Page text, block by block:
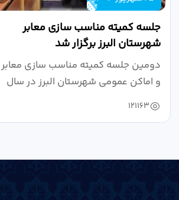
جلسه کمیته مناسب سازی معابر
شهرستان البرز برگزار شد
دومین جلسه کمیته مناسب سازی معابر
و اماکن عمومی شهرستان البرز در سال
۱۴۰۴ به...
121163